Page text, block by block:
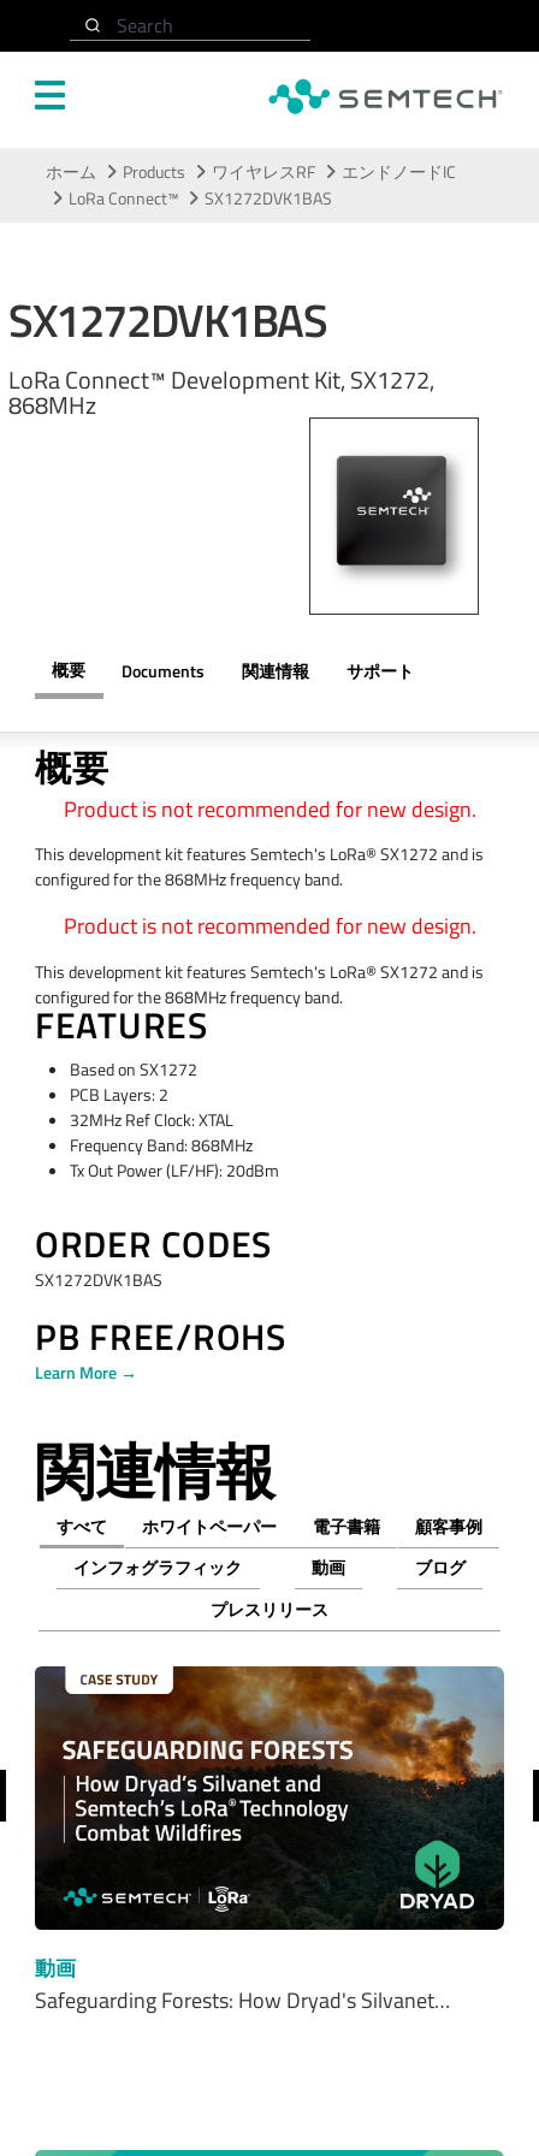
Search
ホーム Products ワイヤレスRF
エンドノードIC
LoRa Connect™
SX1272DVK1BAS
SX1272DVK1BAS
LoRa Connect™ Development Kit, SX1272,
868MHz
概要 Documents 関連情報 サポート
概要
Product is not recommended for new design.
This development kit features Semtech's LoRa® SX1272 and is
configured for the 868MHz frequency band.
Product is not recommended for new design.
This development kit features Semtech's LoRa® SX1272 and is
configured for the 868MHz frequency band.
FEATURES
Based on SX1272
PCB Layers: 2
32MHz Ref Clock: XTAL
Frequency Band: 868MHz
Tx Out Power (LF/HF): 20dBm
ORDER CODES
SX1272DVK1BAS
PB FREE/ROHS
Learn More →
関連情報
すべて ホワイトペーパー 電子書籍
顧客事例
インフォグラフィック
動画
ブログ
プレスリリース
動画
Safeguarding Forests: How Dryad's Silvanet…